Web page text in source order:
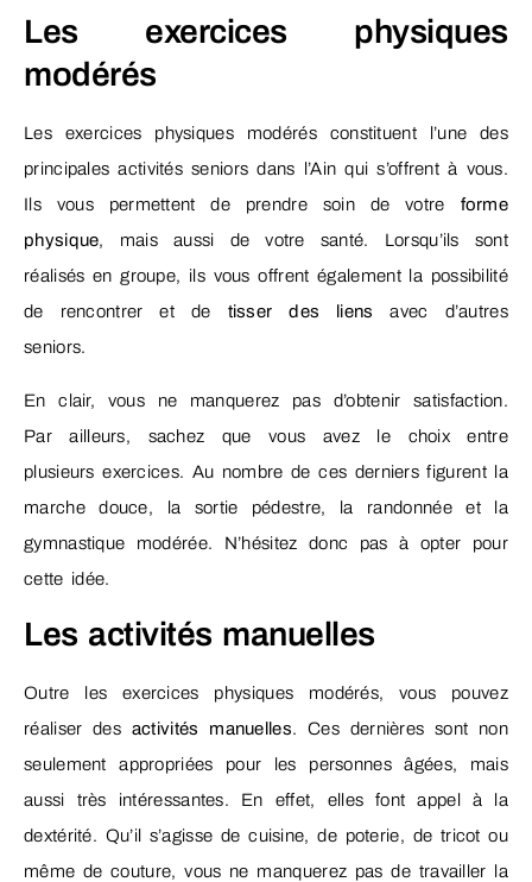
Les exercices physiques
modérés
Les exercices physiques modérés constituent l’une des
principales activités seniors dans l’Ain qui s’offrent à vous.
Ils vous permettent de prendre soin de votre forme
physique, mais aussi de votre santé. Lorsqu’ils sont
réalisés en groupe, ils vous offrent également la possibilité
de rencontrer et de tisser des liens avec d’autres
seniors.
En clair, vous ne manquerez pas d’obtenir satisfaction.
Par ailleurs, sachez que vous avez le choix entre
plusieurs exercices. Au nombre de ces derniers figurent la
marche douce, la sortie pédestre, la randonnée et la
gymnastique modérée. N’hésitez donc pas à opter pour
cette idée.
Les activités manuelles
Outre les exercices physiques modérés, vous pouvez
réaliser des activités manuelles. Ces dernières sont non
seulement appropriées pour les personnes âgées, mais
aussi très intéressantes. En effet, elles font appel à la
dextérité. Qu’il s’agisse de cuisine, de poterie, de tricot ou
même de couture, vous ne manquerez pas de travailler la